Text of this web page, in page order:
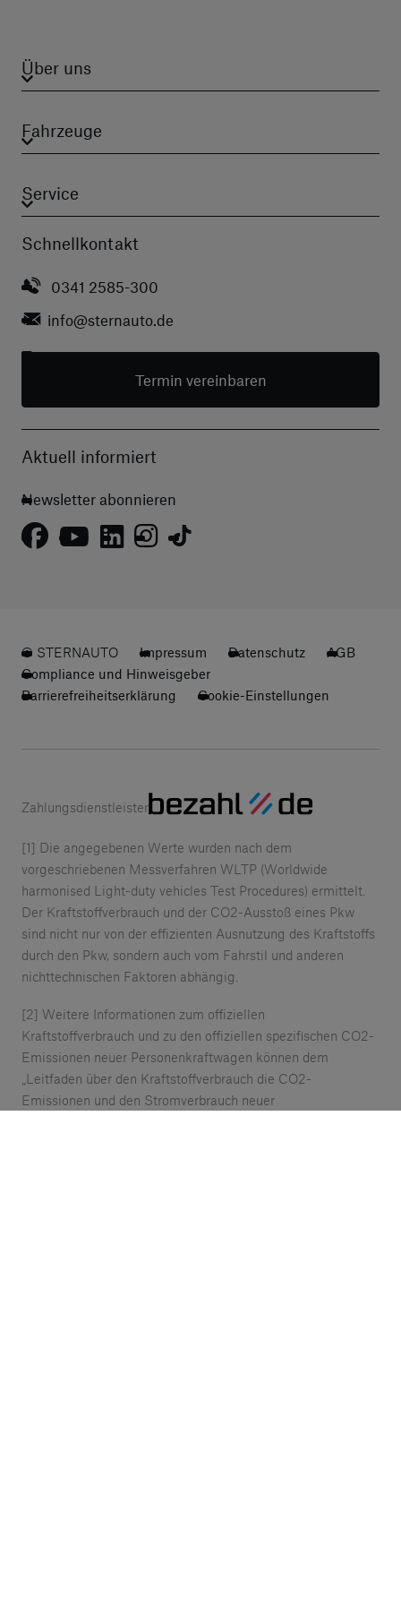
Über uns
Fahrzeuge
Service
Schnellkontakt
0341 2585-300
info@sternauto.de
Termin vereinbaren
Aktuell informiert
Newsletter abonnieren
© STERNAUTO Impressum Datenschutz
AGB
Compliance und Hinweisgeber
Barrierefreiheitserklärung
Cookie-Einstellungen
Zahlungsdienstleister
[1] Die angegebenen Werte wurden nach dem
vorgeschriebenen Messverfahren WLTP (Worldwide
harmonised Light-duty vehicles Test Procedures) ermittelt.
Der Kraftstoffverbrauch und der CO2-Ausstoß eines Pkw
sind nicht nur von der effizienten Ausnutzung des Kraftstoffs
durch den Pkw, sondern auch vom Fahrstil und anderen
nichttechnischen Faktoren abhängig.
[2] Weitere Informationen zum offiziellen
Kraftstoffverbrauch und zu den offiziellen spezifischen CO2-
Emissionen neuer Personenkraftwagen können dem
„Leitfaden über den Kraftstoffverbrauch die CO2-
Emissionen und den Stromverbrauch neuer